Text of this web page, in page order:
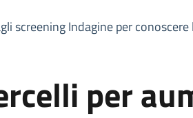
screening Indagine per
per